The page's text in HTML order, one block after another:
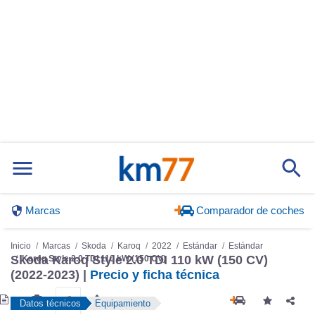
Inicio Marcas Skoda Karoq 2022 Estándar
Estándar
Karoq Style 2.0 TDI 110 kW (150 CV)
Skoda Karoq Style 2.0 TDI 110 kW (150 CV)
(2022-2023) |
Precio y ficha técnica